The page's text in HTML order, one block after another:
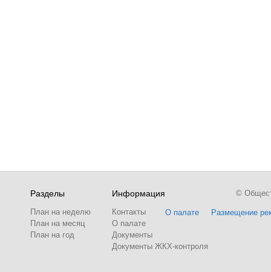
Разделы
План на неделю
План на месяц
План на год
Информация
Контакты
О палате
Документы
Документы ЖКХ-контроля
О палате Размещение
©